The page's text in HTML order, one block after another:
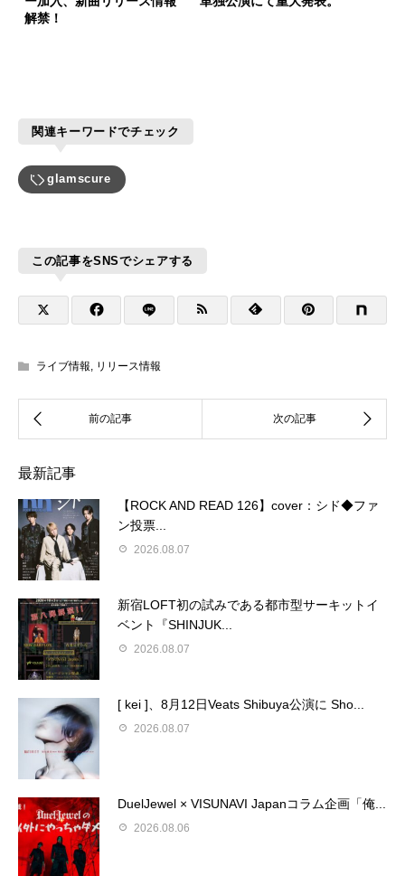
解禁！
関連キーワードでチェック
glamscure
この記事をSNSでシェアする
ライブ情報, リリース情報
最新記事
【ROCK AND READ 126】cover：シド◆ファ
ン投票...
2026.08.07
新宿LOFT初の試みである都市型サーキットイ
ベント『SHINJUK...
2026.08.07
[ kei ]、8月12日Veats Shibuya公演に Sho...
2026.08.07
DuelJewel × VISUNAVI Japanコラム企画「俺...
2026.08.06